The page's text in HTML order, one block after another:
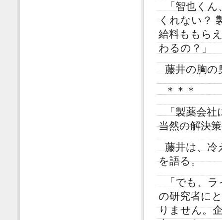
「智也く
くれない？
給料ももら
わるの？」
藤井の胸の
＊＊＊
「製薬会
当然の解決
藤井は、冷
を語る。
「でも、
の研究者に
りません。